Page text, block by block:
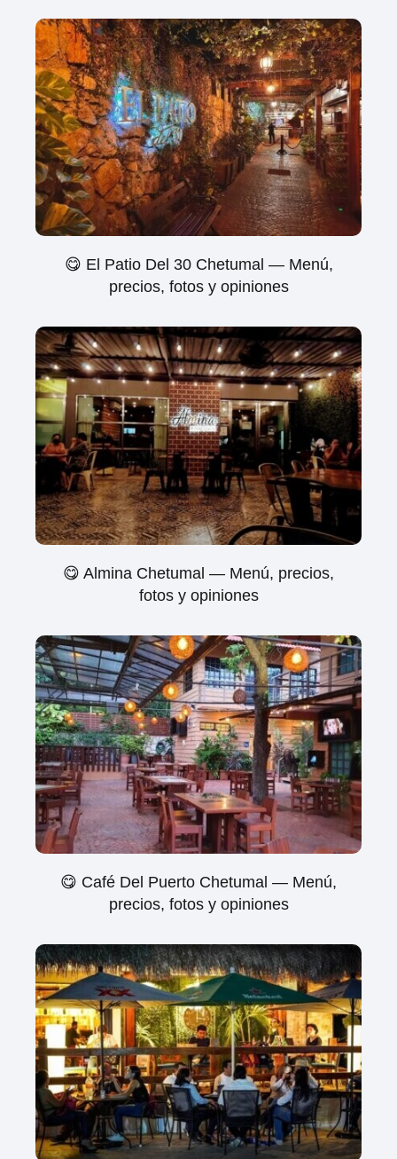
😋 El Patio Del 30 Chetumal — Menú,
precios, fotos y opiniones
😋 Almina Chetumal — Menú, precios,
fotos y opiniones
😋 Café Del Puerto Chetumal — Menú,
precios, fotos y opiniones